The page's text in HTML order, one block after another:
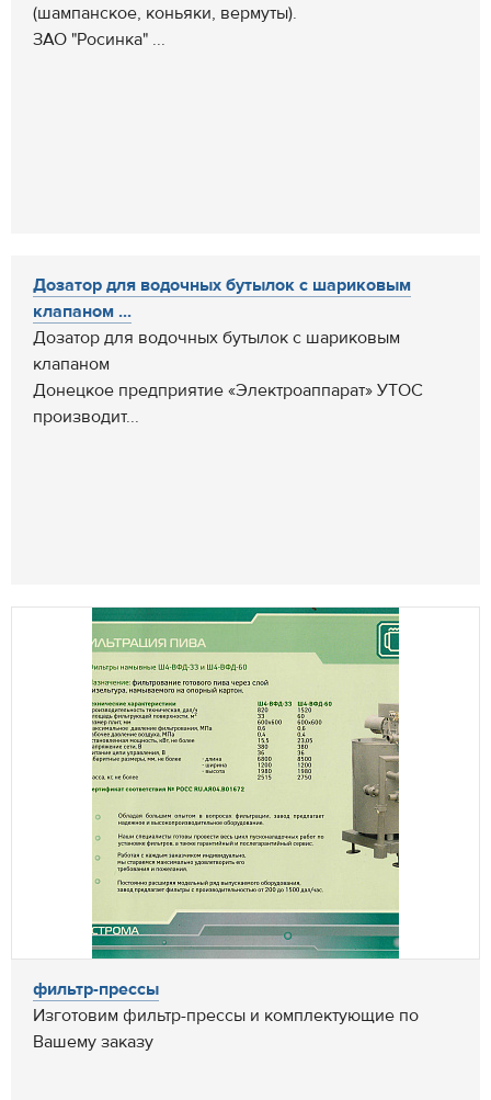
(шампанское, коньяки, вермуты).
ЗАО "Росинка" ...
Дозатор для водочных бутылок с шариковым
клапаном ...
Дозатор для водочных бутылок с шариковым
клапаном
Донецкое предприятие «Электроаппарат» УТОС
производит...
фильтр-прессы
Изготовим фильтр-прессы и комплектующие по
Вашему заказу